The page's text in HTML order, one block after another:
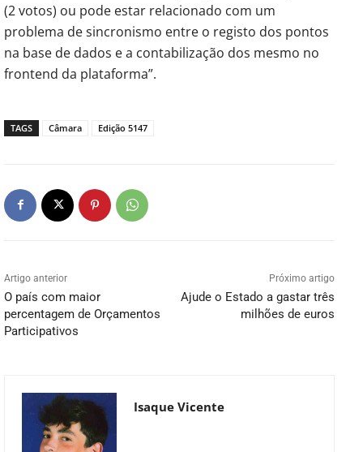
(2 votos) ou pode estar relacionado com um
problema de sincronismo entre o registo dos pontos
na base de dados e a contabilização dos mesmo no
frontend da plataforma”.
TAGS Câmara Edição 5147
Artigo anterior
O país com maior
percentagem de Orçamentos
Participativos
Próximo artigo
Ajude o Estado a gastar três
milhões de euros
Isaque Vicente